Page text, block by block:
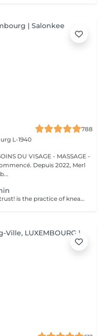
788
L-1940
DU VISAGE - MASSAGE -
The professional hands you can trust! is the practice of kneading or manipulating a person's muscles and other soft-tissue in order to reduce stress, reduce muscle pain, increase relaxation and improve the work of the immune system. Benefits of getting an anti-cellulite massage: - improves blood circulation - congestion in the skin goes away - metabolic processes in cells and tissues are activated - muscles and tissues are saturated with oxygen and minerals - skin becomes smooth and elastic How is massage anti-cellulite done? - back is massaged - arms are massaged - legs are massaged - belly is massaged Age restrictions: recommended to do from 16 years. Post procedure recommendations: do not do sport and any sharp movements for 2-3 hours after the procedure. Frequency: 2-3 times per week, 10 times in total. Repeat once in 3-6 months.